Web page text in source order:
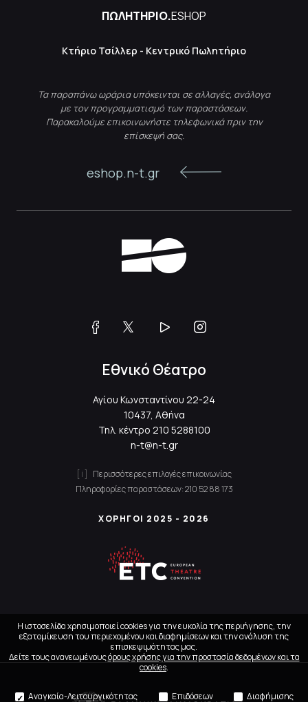
ΠΩΛΗΤΗΡΙΟ.ESHOP
Κτήριο Τσίλλερ - Κεντρικό Πωλητήριο
Τα παραπάνω ωράρια υπόκεινται σε αλλαγές, ανάλογα
με τον προγραμματισμό των παραστάσεων.
Παρακαλούμε επικοινωνήστε τηλεφωνικά πριν την
επίσκεψή σας.
eshop.n-t.gr
Εθνικό Θέατρο
Αγίου Κωνσταντίνου 22-24
10437, Αθήνα
Τηλ. κέντρο 210 5288100
n-t@n-t.gr
Περισσότερες επιλογές επικοινωνίας
Πληροφορίες παραστάσεων:210 52 88 173
ΧΟΡΗΓΟΙ 2025 - 2026
Η ιστοσελίδα χρησιμοποιεί cookies για την ευκολία της περιήγησης, την
εξατομίκευση του περιεχομένου και διαφημίσεων και την ανάλυση της
επισκεψιμότητας μας.
Δείτε τους ανανεωμένουςόρους χρήσης για την προστασία δεδομένων και τα
cookies.
Αναγκαία-Λειτουργικότητας Επιδόσεων Διαφήμισης